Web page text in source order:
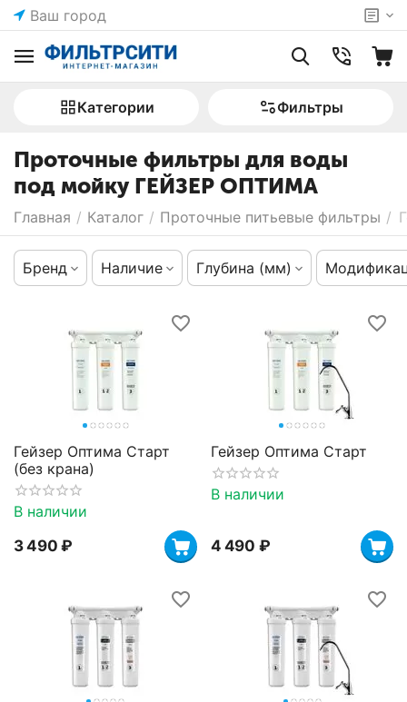
Ваш город
Категории Фильтры
Проточные фильтры для воды
под мойку ГЕЙЗЕР ОПТИМА
Главная / Каталог / Проточные питьевые фильтры /
Бренд Наличие Глубина (мм)
Гейзер Оптима Старт
(без крана)
В наличии
3 490 ₽
Гейзер Оптима Старт
В наличии
4 490 ₽